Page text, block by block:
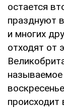
остается
празднуют
и многих
отходят от
происходит